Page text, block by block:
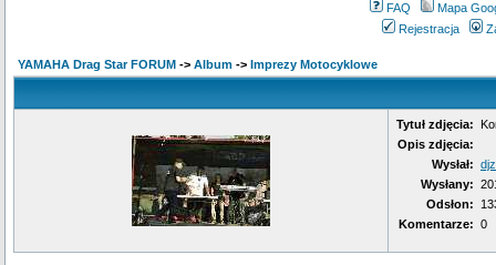
FAQ
Mapa
Rejestracja
YAMAHA Drag Star FORUM -> Album -> Imprezy Motocyklowe
Tytuł zdjęcia:
Opis zdjęcia:
Wysłał:
Wysłany:
Odsłon:
Komentarze: 0